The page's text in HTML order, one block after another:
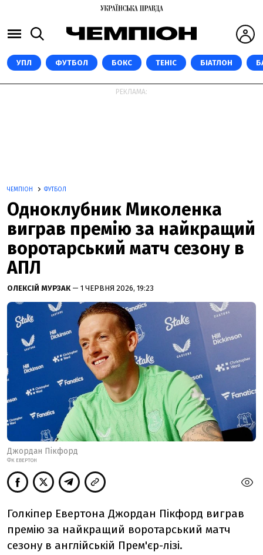
УПЛ ФУТБОЛ БОКС ТЕНІС БІАТЛОН
РЕКЛАМА:
ЧЕМПІОН ФУТБОЛ
Одноклубник Миколенка
виграв премію за найкращий
воротарський матч сезону в
АПЛ
ОЛЕКСІЙ МУРЗАК — 1 ЧЕРВНЯ 2026, 19:23
Джордан Пікфорд
ФК ЕВЕРТОН
Голкіпер Евертона Джордан Пікфорд виграв
премію за найкращий воротарський матч
сезону в англійській Прем'єр-лізі.